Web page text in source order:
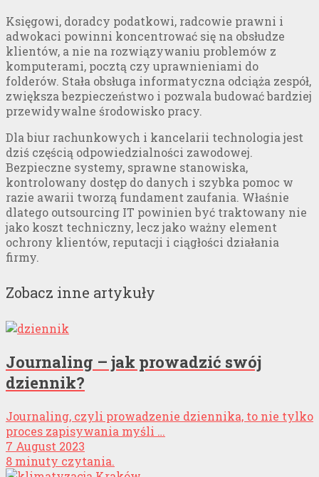
Księgowi, doradcy podatkowi, radcowie prawni i
adwokaci powinni koncentrować się na obsłudze
klientów, a nie na rozwiązywaniu problemów z
komputerami, pocztą czy uprawnieniami do
folderów. Stała obsługa informatyczna odciąża zespół,
zwiększa bezpieczeństwo i pozwala budować bardziej
przewidywalne środowisko pracy.
Dla biur rachunkowych i kancelarii technologia jest
dziś częścią odpowiedzialności zawodowej.
Bezpieczne systemy, sprawne stanowiska,
kontrolowany dostęp do danych i szybka pomoc w
razie awarii tworzą fundament zaufania. Właśnie
dlatego outsourcing IT powinien być traktowany nie
jako koszt techniczny, lecz jako ważny element
ochrony klientów, reputacji i ciągłości działania
firmy.
Zobacz inne artykuły
Journaling – jak prowadzić swój
dziennik?
Journaling, czyli prowadzenie dziennika, to nie tylko
proces zapisywania myśli …
7 August 2023
8 minuty czytania.